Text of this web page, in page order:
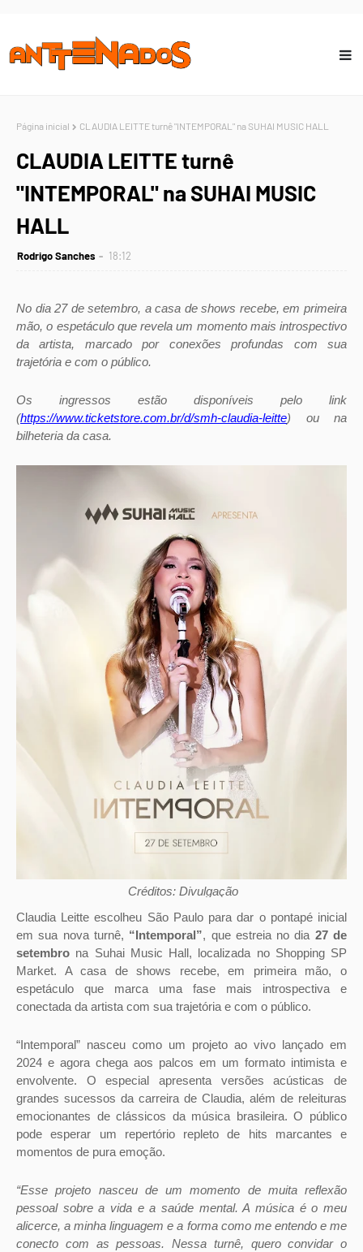
Página inicial CLAUDIA LEITTE turnê "INTEMPORAL" na SUHAI MUSIC HALL
CLAUDIA LEITTE turnê
"INTEMPORAL" na SUHAI MUSIC
HALL
Rodrigo Sanches 18:12
No dia 27 de setembro, a casa de shows recebe, em primeira
mão, o espetáculo que revela um momento mais introspectivo
da artista, marcado por conexões profundas com sua
trajetória e com o público.
Os ingressos estão disponíveis pelo link
(https://www.ticketstore.com.br/d/smh-claudia-leitte) ou na
bilheteria da casa.
Créditos: Divulgação
Claudia Leitte escolheu São Paulo para dar o pontapé inicial
em sua nova turnê, “Intemporal”, que estreia no dia 27 de
setembro na Suhai Music Hall, localizada no Shopping SP
Market. A casa de shows recebe, em primeira mão, o
espetáculo que marca uma fase mais introspectiva e
conectada da artista com sua trajetória e com o público.
“Intemporal” nasceu como um projeto ao vivo lançado em
2024 e agora chega aos palcos em um formato intimista e
envolvente. O especial apresenta versões acústicas de
grandes sucessos da carreira de Claudia, além de releituras
emocionantes de clássicos da música brasileira. O público
pode esperar um repertório repleto de hits marcantes e
momentos de pura emoção.
“Esse projeto nasceu de um momento de muita reflexão
pessoal sobre a vida e a saúde mental. A música é o meu
alicerce, a minha linguagem e a forma como me entendo e me
conecto com as pessoas. Nessa turnê, quero convidar o